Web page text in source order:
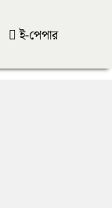
ই-পেপার